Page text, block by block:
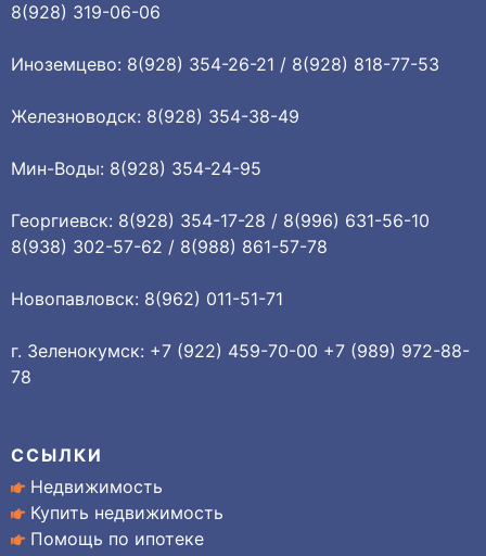
8(928) 319-06-06
Иноземцево: 8(928) 354-26-21 / 8(928) 818-77-53
Железноводск: 8(928) 354-38-49
Мин-Воды: 8(928) 354-24-95
Георгиевск: 8(928) 354-17-28 / 8(996) 631-56-10
8(938) 302-57-62 / 8(988) 861-57-78
Новопавловск: 8(962) 011-51-71
г. Зеленокумск: +7 (922) 459-70-00 +7 (989) 972-88-
78
ССЫЛКИ
Недвижимость
Купить недвижимость
Помощь по ипотеке